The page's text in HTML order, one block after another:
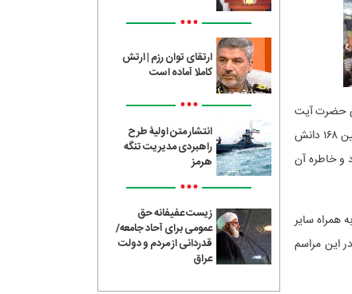
حضرت آیت
الله سید علی خامنه‌ای رهبر فقید انقلاب اسلامی، در مراسم گرامیداشت اربعین آن قاید امت و همچنین ۱۶۸ دانش
و خاطره آن
همراه سایر
این مراسم
•••
ارتقای توان رزم | ارتش
کاملا آماده است
•••
انتشار متن اولیۀ طرح
راهبردی مدیریت تنگه
هرمز
•••
زیست عفیفانه حق
عمومی برای آحاد جامعه/
قدردانی از مردم و دولت
عراق